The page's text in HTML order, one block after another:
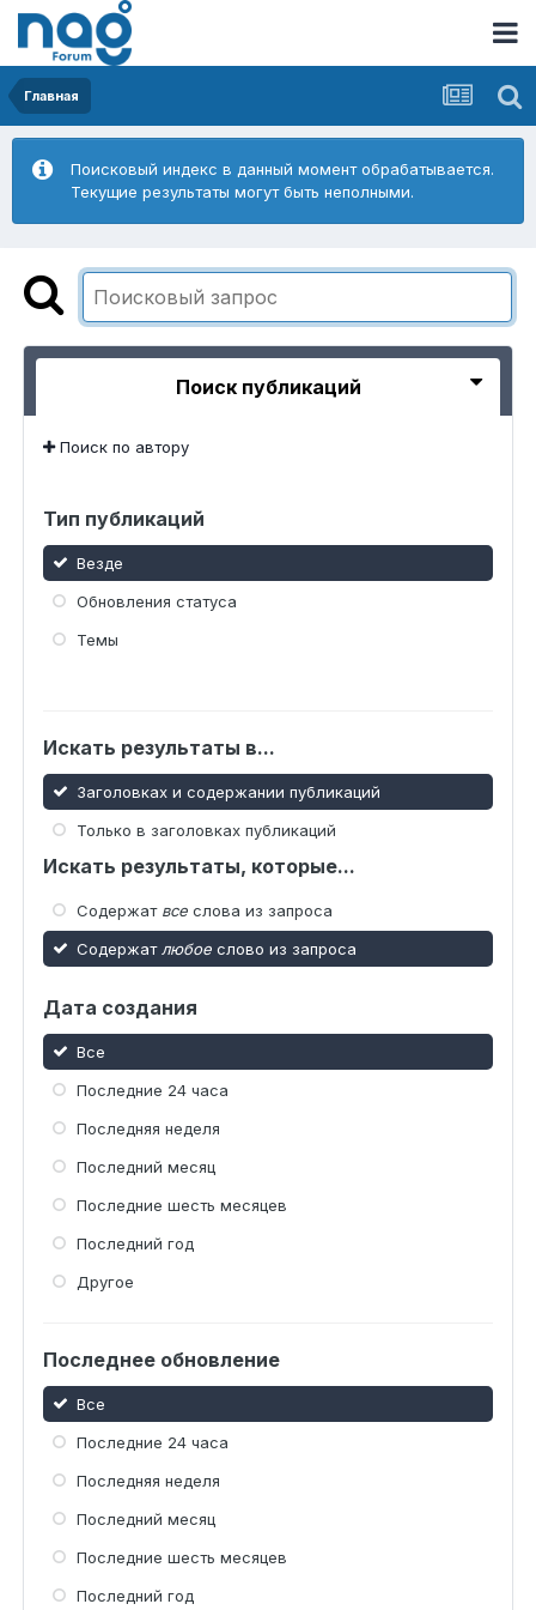
Главная
Поисковый индекс в данный момент обрабатывается.
Текущие результаты могут быть неполными.
Поиск публикаций
Поиск по автору
Тип публикаций
Везде
Обновления статуса
Темы
Искать результаты в...
Заголовках и содержании публикаций
Только в заголовках публикаций
Искать результаты, которые...
Содержат все слова из запроса
Содержат любое слово из запроса
Дата создания
Все
Последние 24 часа
Последняя неделя
Последний месяц
Последние шесть месяцев
Последний год
Другое
Последнее обновление
Все
Последние 24 часа
Последняя неделя
Последний месяц
Последние шесть месяцев
Последний год